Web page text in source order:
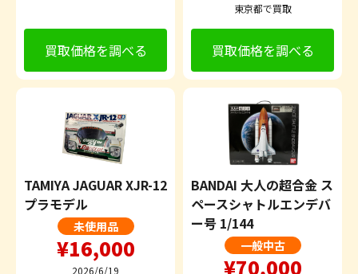
買取価格を調べる
東京都で買取
買取価格を調べる
TAMIYA JAGUAR XJR-12
プラモデル
未使用品
¥16,000
2026/6/19
BANDAI 大人の超合金 ス
ペースシャトルエンデバ
ー号 1/144
一般中古
¥70,000